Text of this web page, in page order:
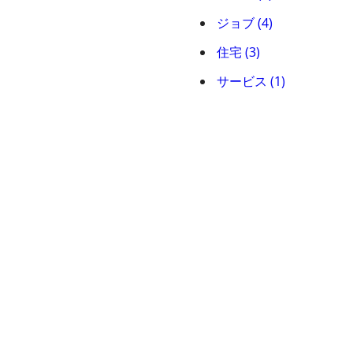
ジョブ (4)
住宅 (3)
サービス (1)